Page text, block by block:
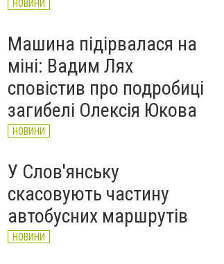
НОВИНИ
Машина підірвалася на
міні: Вадим Лях
сповістив про подробиці
загибелі Олексія Юкова
НОВИНИ
У Слов'янську
скасовують частину
автобусних маршрутів
НОВИНИ